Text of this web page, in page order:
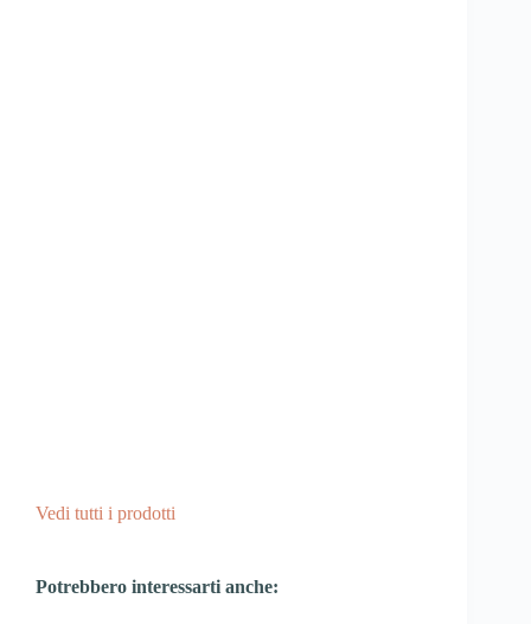
Vedi tutti i prodotti
Potrebbero interessarti anche: